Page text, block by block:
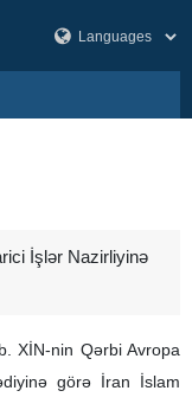
İşlər Nazirliyinə
XİN-nin Qərbi Avropa
görə İran İslam